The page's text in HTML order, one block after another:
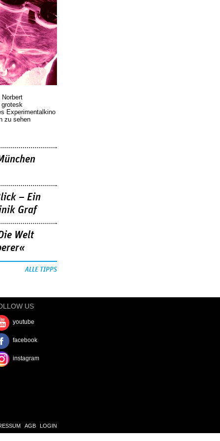
Experimentalkino
zu sehen
– Ein
Graf
Welt
ALLE TIPPS
US
youtube
facebook
instagram
AGB LOGIN